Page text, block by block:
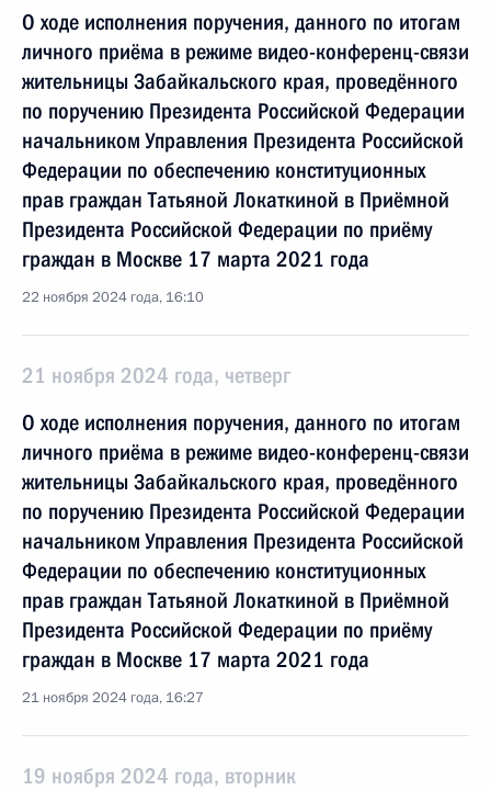
О ходе исполнения поручения, данного по итогам
личного приёма в режиме видео-конференц-связи
жительницы Забайкальского края, проведённого
по поручению Президента Российской Федерации
начальником Управления Президента Российской
Федерации по обеспечению конституционных
прав граждан Татьяной Локаткиной в Приёмной
Президента Российской Федерации по приёму
граждан в Москве 17 марта 2021 года
22 ноября 2024 года, 16:10
21 ноября 2024 года, четверг
О ходе исполнения поручения, данного по итогам
личного приёма в режиме видео-конференц-связи
жительницы Забайкальского края, проведённого
по поручению Президента Российской Федерации
начальником Управления Президента Российской
Федерации по обеспечению конституционных
прав граждан Татьяной Локаткиной в Приёмной
Президента Российской Федерации по приёму
граждан в Москве 17 марта 2021 года
21 ноября 2024 года, 16:27
19 ноября 2024 года, вторник